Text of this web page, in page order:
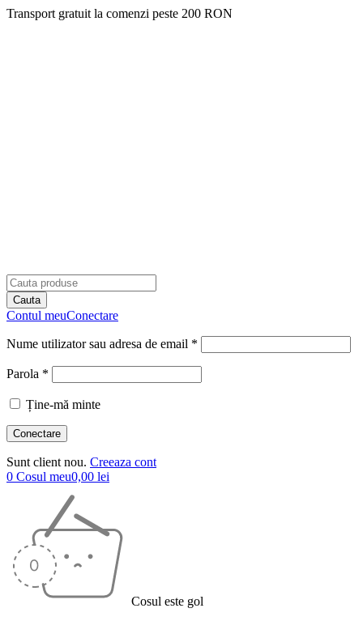
Transport gratuit la comenzi peste 200 RON
Contul meuConectare
Nume utilizator sau adresa de email *
Parola *
Ține-mă minte
Sunt client nou. Creeaza cont
0 Cosul meu0,00 lei
Cosul este gol